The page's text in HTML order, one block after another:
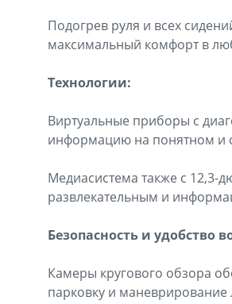
Подогрев руля и всех
максимальный комфорт в
Технологии:
Виртуальные приборы с
информацию на понятном и
Медиасистема также с 12,3-
развлекательным и
Безопасность и удобство
Камеры кругового обзора
парковку и